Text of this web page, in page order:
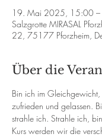
19. Mai 2025, 15:00
Salzgrotte MIRASAL
22, 75177 Pforzheim,
Über die
Bin ich im
zufrieden und gelassen.
strahle ich. Strahle ich,
Kurs werden wir die